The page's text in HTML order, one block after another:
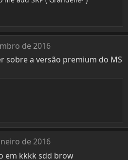
de 2016
sobre a versão premium do MS
de 2016
em kkkk sdd brow